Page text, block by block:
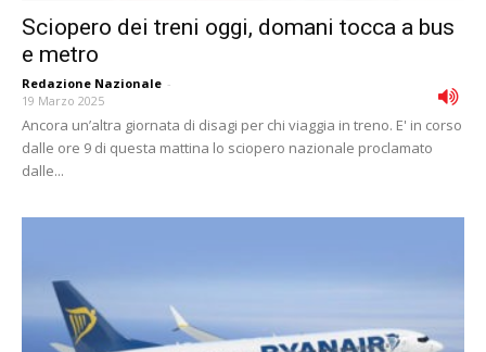
Sciopero dei treni oggi, domani tocca a bus
e metro
Redazione Nazionale -
19 Marzo 2025
Ancora un’altra giornata di disagi per chi viaggia in treno. E' in corso
dalle ore 9 di questa mattina lo sciopero nazionale proclamato
dalle...